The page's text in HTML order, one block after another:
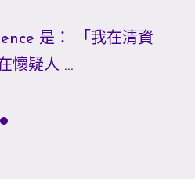
是： 「我在清資
懷疑人 …